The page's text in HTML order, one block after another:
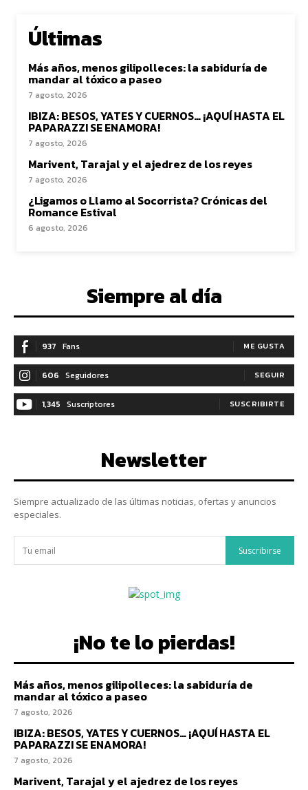
Últimas
Más años, menos gilipolleces: la sabiduría de
mandar al tóxico a paseo
7 agosto, 2026
IBIZA: BESOS, YATES Y CUERNOS… ¡AQUÍ HASTA EL
PAPARAZZI SE ENAMORA!
7 agosto, 2026
Marivent, Tarajal y el ajedrez de los reyes
7 agosto, 2026
¿Ligamos o Llamo al Socorrista? Crónicas del
Romance Estival
6 agosto, 2026
Siempre al día
937 Fans ME GUSTA
606 Seguidores SEGUIR
1,345 Suscriptores SUSCRIBIRTE
Newsletter
Siempre actualizado de las últimas noticias, ofertas y anuncios
especiales.
Suscribirse
¡No te lo pierdas!
Más años, menos gilipolleces: la sabiduría de
mandar al tóxico a paseo
7 agosto, 2026
IBIZA: BESOS, YATES Y CUERNOS… ¡AQUÍ HASTA EL
PAPARAZZI SE ENAMORA!
7 agosto, 2026
Marivent, Tarajal y el ajedrez de los reyes